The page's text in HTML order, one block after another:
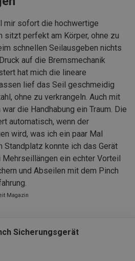
mir sofort die hochwertige
sitzt perfekt am Körper, ohne zu
schnellen Seilausgeben nichts
auf die Bremsmechanik
hat mich die lineare
lief das Seil geschmeidig
ohne zu verkrangeln. Auch mit
die Handhabung ein Traum. Die
automatisch, wenn der
wird, was ich ein paar Mal
konnte ich das Gerät
ein echter Vorteil
und Abseilen mit dem Pinch
Magazin
Sicherungsgerät